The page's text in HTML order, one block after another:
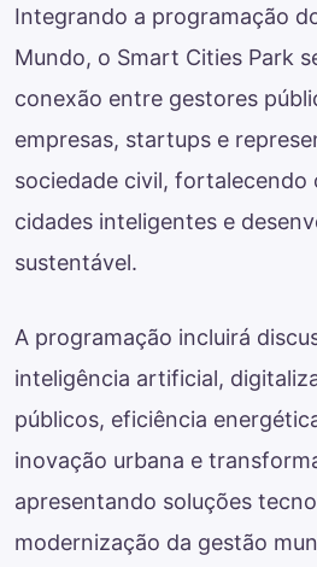
Integrando a programação
Mundo, o Smart Cities Park
conexão entre gestores
empresas, startups e
sociedade civil, fortalecendo
cidades inteligentes e
sustentável.
A programação incluirá
inteligência artificial,
públicos, eficiência
inovação urbana e
apresentando soluções
modernização da gestão